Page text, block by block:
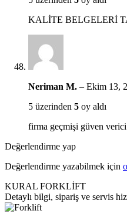
KALİTE BELGELERİ
Neriman M. – Ekim 13,
5 üzerinden 5 oy aldı
firma geçmişi güven verici
Değerlendirme yap
Değerlendirme yazabilmek için
KURAL FORKLİFT
Detaylı bilgi, sipariş ve servis